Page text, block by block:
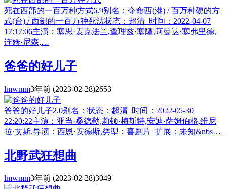
死在西部的一百万种方式6.9别名：夺命西(港) / 百万种硬的方
式(台) / 西部的一百万种死法状态：超清 时间：2022-04-07
17:17:06主演：塞思·麦克法兰,查理兹·塞隆,阿曼达·塞弗里德,
连姆·尼森,…
爸爸的好儿子
lmwmm3年前 (2023-02-28)2653
爸爸的好儿子2.0别名：状态：超清 时间：2022-05-30
22:20:22主演：亚当·桑德勒,莉顿·梅斯特,安迪·萨姆伯格,维尼
拉·艾斯,导演：西恩·安德斯,类型：喜剧片 扩展：未知&nbs…
北野武狂想曲
lmwmm3年前 (2023-02-28)3049